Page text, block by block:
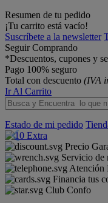
Resumen de tu pedido
¡Tu carrito está vacío!
Suscríbete a la newsletter
Seguir Comprando
*Descuentos, cupones y
Pago 100% seguro
Total con descuento (IVA
Ir Al Carrito
Estado de mi pedido
Precio
Servicio de
Atención
Financia tus
Club Confo